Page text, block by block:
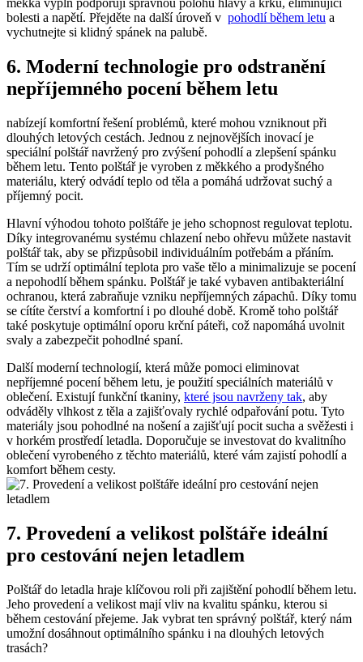
bolesti‍ a napětí. ⁤Přejděte na⁢ další ⁤úroveň‍ v ​ pohodlí během ⁣letu ⁣a
vychutnejte si klidný​ spánek na palubě.
6. Moderní ‌technologie pro odstranění
nepříjemného pocení během letu
nabízejí ⁢komfortní ​řešení problémů, které⁣ mohou ​vzniknout ‍při
dlouhých⁢ letových cestách. Jednou ‍z ‌nejnovějších inovací ‍je
‍speciální polštář navržený pro ⁣zvýšení⁣ pohodlí a zlepšení spánku
během‍ letu.‌ Tento polštář je vyroben z měkkého a prodyšného‍
materiálu, který odvádí teplo od ​těla⁣ a pomáhá udržovat suchý a
příjemný pocit.
Hlavní výhodou‍ tohoto polštáře je jeho schopnost regulovat teplotu.
Díky⁤ integrovanému ​systému chlazení nebo⁢ ohřevu můžete​ nastavit
polštář tak, aby ‌se přizpůsobil individuálním potřebám a⁣ přáním.
Tím se udrží‍ optimální teplota ⁤pro vaše ‌tělo a minimalizuje⁣ se pocení‍
a nepohodlí během spánku. ⁢Polštář je také vybaven antibakteriální‍
ochranou, která ⁢zabraňuje⁣ vzniku nepříjemných zápachů. Díky‌ tomu
se⁢ cítíte čerství a komfortní i po dlouhé době. ⁢Kromě toho‌ polštář
také ‍poskytuje optimální oporu krční páteři, což napomáhá uvolnit
svaly ⁣a zabezpečit pohodlné spaní.
Další moderní technologií, která​ může pomoci eliminovat‌
nepříjemné⁣ pocení během letu, je použití speciálních materiálů‌ v
oblečení. Existují⁣ funkční tkaniny,​ které jsou navrženy tak, aby
odváděly⁤ vlhkost z těla a zajišťovaly ⁣rychlé odpařování potu. Tyto
materiály jsou pohodlné na nošení a zajišťují pocit sucha a svěžesti ​i
v horkém prostředí letadla. Doporučuje se investovat do ‍kvalitního
‍oblečení vyrobeného z těchto materiálů, ‍které vám zajistí pohodlí‌ a
komfort během cesty.
7. Provedení a velikost polštáře ⁣ideální⁢
pro cestování ⁣nejen ⁤letadlem
Polštář do letadla⁤ hraje⁤ klíčovou ‍roli při zajištění ‍pohodlí během letu.
Jeho provedení a velikost mají vliv na kvalitu spánku,​ kterou ⁣si
⁢během cestování ‍přejeme. Jak vybrat ten správný polštář, který nám
⁢umožní‍ dosáhnout optimálního spánku i na dlouhých letových
trasách?